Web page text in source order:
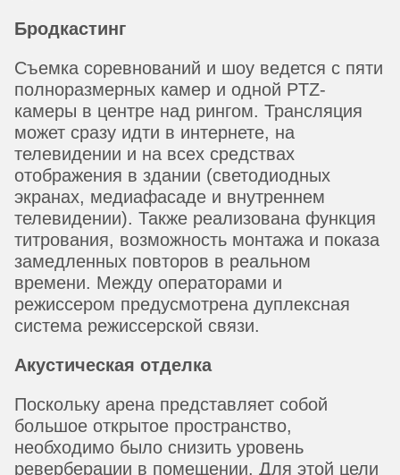
Бродкастинг
Съемка соревнований и шоу ведется с пяти
полноразмерных камер и одной PTZ-
камеры в центре над рингом. Трансляция
может сразу идти в интернете, на
телевидении и на всех средствах
отображения в здании (светодиодных
экранах, медиафасаде и внутреннем
телевидении). Также реализована функция
титрования, возможность монтажа и показа
замедленных повторов в реальном
времени. Между операторами и
режиссером предусмотрена дуплексная
система режиссерской связи.
Акустическая отделка
Поскольку арена представляет собой
большое открытое пространство,
необходимо было снизить уровень
реверберации в помещении. Для этой цели